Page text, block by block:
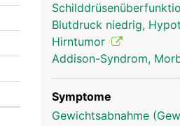
Blutdruck niedrig,
Hirntumor
Addison-Syndrom,
Symptome
Gewichtsabnahme